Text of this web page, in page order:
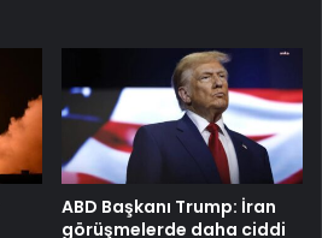
ABD Başkanı Trump: İran
görüşmelerde daha ciddi